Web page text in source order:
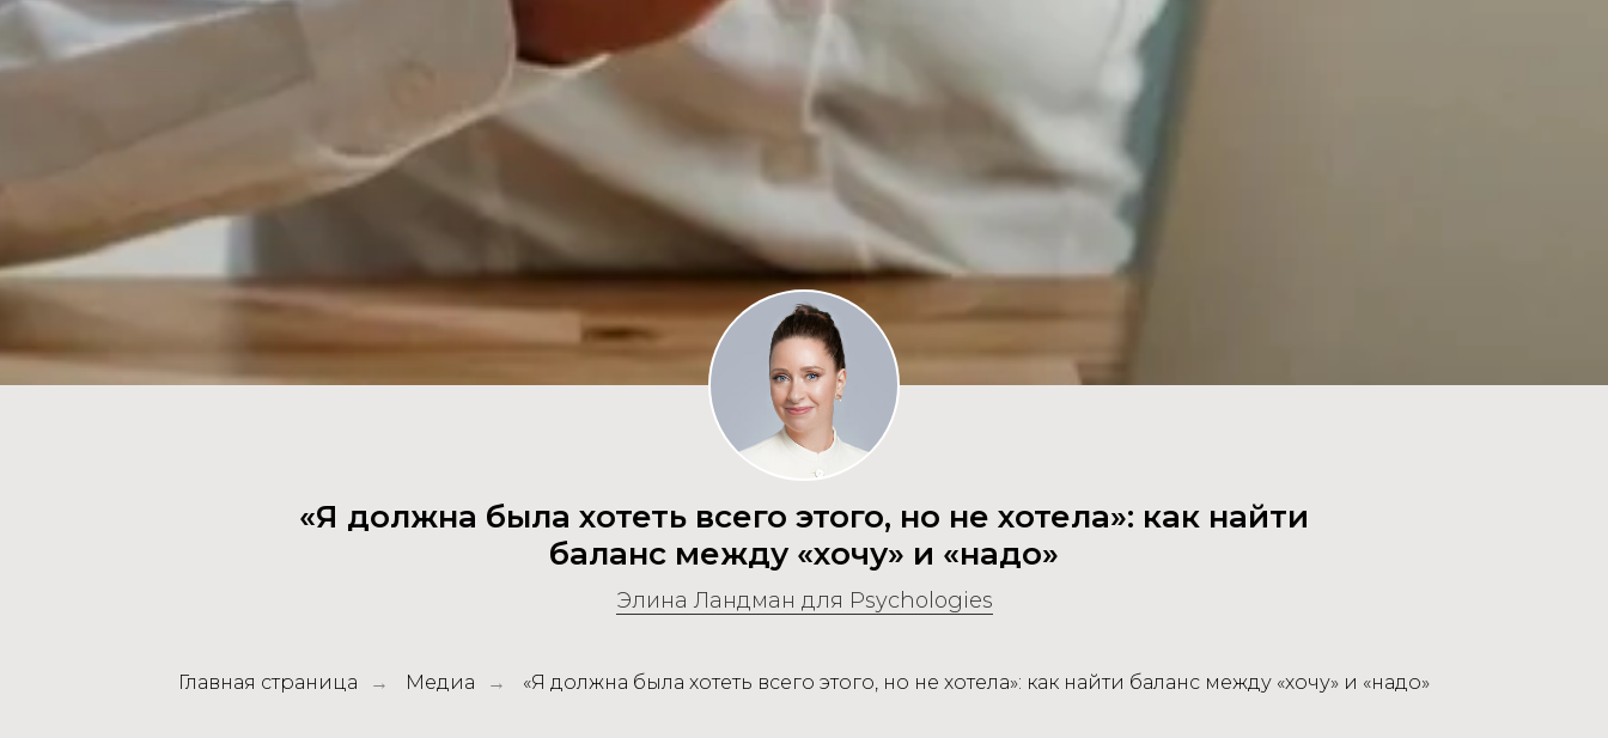
«Я должна была хотеть всего этого, но не хотела»: как найти
баланс между «хочу» и «надо»
Элина Ландман для Рsychologies
Главная страница → Медиа → «Я должна была хотеть всего этого, но не хотела»: как найти баланс между «хочу» и «надо»